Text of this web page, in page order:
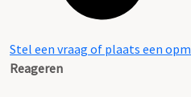
Stel een vraag of plaats een
Reageren